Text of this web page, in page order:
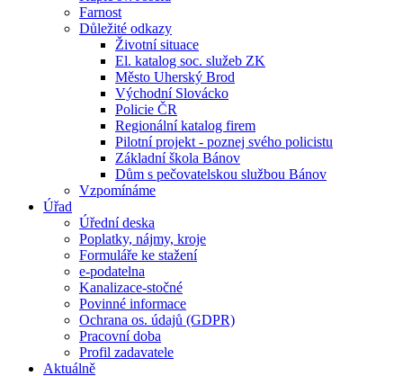
Farnost
Důležité odkazy
Životní situace
El. katalog soc. služeb ZK
Město Uherský Brod
Východní Slovácko
Policie ČR
Regionální katalog firem
Pilotní projekt - poznej svého policistu
Základní škola Bánov
Dům s pečovatelskou službou Bánov
Vzpomínáme
Úřad
Úřední deska
Poplatky, nájmy, kroje
Formuláře ke stažení
e-podatelna
Kanalizace-stočné
Povinné informace
Ochrana os. údajů (GDPR)
Pracovní doba
Profil zadavatele
Aktuálně